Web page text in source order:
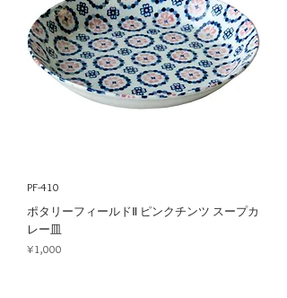
PF-410
ポタリーフィールドⅡ ピンクチンツ スープカ
レー皿
Price
¥1,000